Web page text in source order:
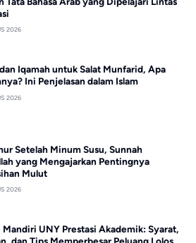
2026
Iqamah untuk Salat Munfarid, Apa
Ini Penjelasan dalam Islam
2026
Setelah Minum Susu, Sunnah
yang Mengajarkan Pentingnya
Mulut
2026
Mandiri UNY Prestasi Akademik: Syarat,